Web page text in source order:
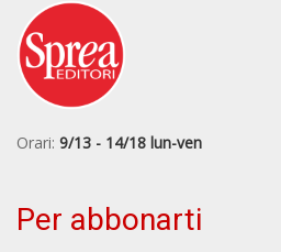
Orari: 9/13 - 14/18 lun-ven
Per abbonarti